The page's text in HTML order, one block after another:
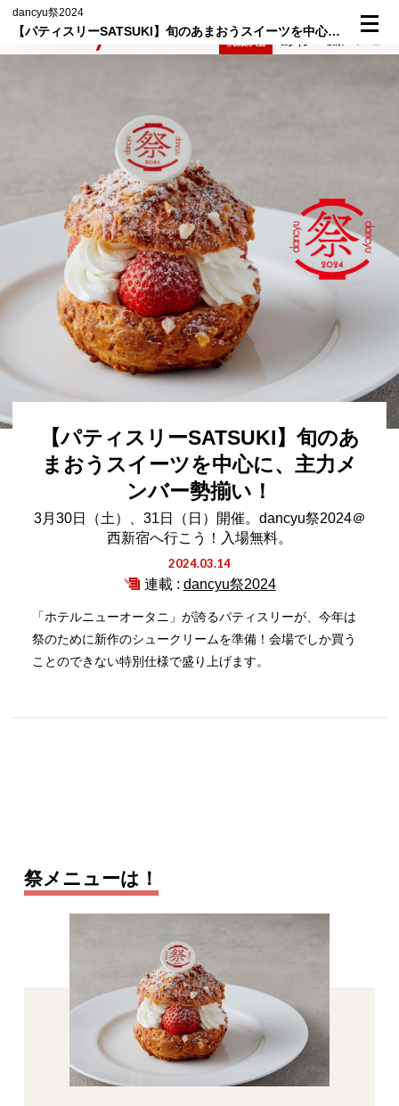
dancyu祭2024
【パティスリーSATSUKI】旬のあまおうスイーツを中心に、主力メンバー勢揃い！
【パティスリーSATSUKI】旬のあ
まおうスイーツを中心に、主力メ
ンバー勢揃い！
3月30日（土）、31日（日）開催。dancyu祭2024＠
西新宿へ行こう！入場無料。
2024.03.14
連載 : dancyu祭2024
「ホテルニューオータニ」が誇るパティスリーが、今年は
祭のために新作のシュークリームを準備！会場でしか買う
ことのできない特別仕様で盛り上げます。
祭メニューは！